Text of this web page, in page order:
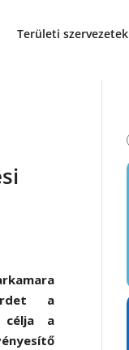
Területi szervezetek
a
célja a